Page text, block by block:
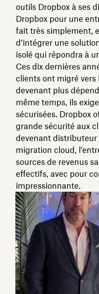
outils Dropbox à ses
Dropbox pour une
fait très simplement,
d’intégrer une
isolé qui répondra à
Ces dix dernières
clients ont migré vers
devenant plus
même temps, ils
sécurisées. Dropbox
grande sécurité aux
devenant distributeur
migration cloud,
sources de revenus
effectifs, avec pour
impressionnante.